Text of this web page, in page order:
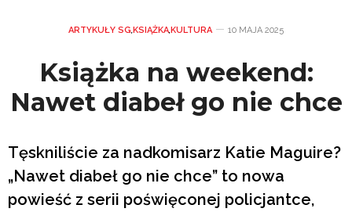
ARTYKUŁY SG KSIĄŻKAKULTURA 10 MAJA 2025
Książka na weekend:
Nawet diabeł go nie chce
Tęskniliście za nadkomisarz Katie Maguire?
„Nawet diabeł go nie chce” to nowa
powieść z serii poświęconej policjantce,